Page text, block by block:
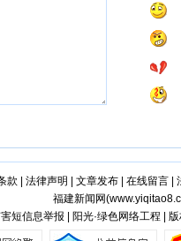
款 法律声明 文章发布| 在线留言|
福建新闻网(
短信息举报 | 阳光·绿色网络工程 |